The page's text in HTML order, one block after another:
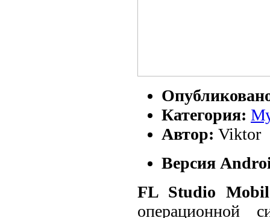
Категория:
Автор: Viktor
Версия
FL Studio
операционной